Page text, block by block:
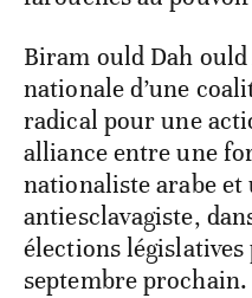
Biram ould Dah
nationale d’une
radical pour une
alliance entre une
nationaliste arabe
antiesclavagiste,
élections législatives
septembre prochain.